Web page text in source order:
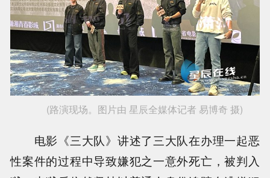
(路演现场。图片由 星辰全媒体记者 易博奇 摄)
电影《三大队》讲述了三大队在办理一起恶
性案件的过程中导致嫌犯之一意外死亡，被判入